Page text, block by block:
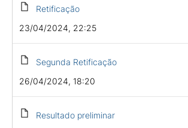
Retificação
23/04/2024, 22:25
Segunda Retificação
26/04/2024, 18:20
Resultado preliminar